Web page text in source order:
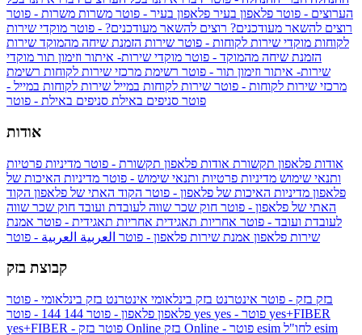
הערוצים - פוטר פלאפון בעיר פלאפון בעיר - פוטר משרות משרות - פוטר
רוצים להשאר מעודכנים? רוצים להשאר מעודכנים? - פוטר מוקדי שירות
לקוחות מוקדי שירות לקוחות - פוטר שירות הזמנת שיחה מהמוקד שירות
הזמנת שיחה מהמוקד - פוטר מוקדי שירות- איתור וזימון תור מוקדי
שירות- איתור וזימון תור - פוטר רשימת מרכזי שירות לקוחות רשימת
מרכזי שירות לקוחות - פוטר שירות לקוחות במייל שירות לקוחות במייל -
פוטר סניפים באילת סניפים באילת - פוטר
אודות
אודות פלאפון תקשורת אודות פלאפון תקשורת - פוטר מדיניות פרטיות
ותנאי שימוש מדיניות פרטיות ותנאי שימוש - פוטר מדיניות האיכות של
פלאפון מדיניות האיכות של פלאפון - פוטר הקוד האתי של פלאפון הקוד
האתי של פלאפון - פוטר חוק שכר שווה לעובדת ועובד חוק שכר שווה
לעובדת ועובד - פוטר אחריות תאגידית אחריות תאגידית - פוטר אמנת
שירות פלאפון אמנת שירות פלאפון - פוטר العربية العربية - פוטר
קבוצת בזק
בזק בזק - פוטר אינטרנט בזק בינלאומי אינטרנט בזק בינלאומי - פוטר
פלאפון פלאפון - פוטר 144 yes
yes+FIBER
yes+FIBER - פוטר בזק Online esim